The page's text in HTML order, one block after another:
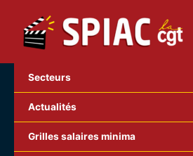
contenu
Secteurs
Actualités
Grilles salaires minima